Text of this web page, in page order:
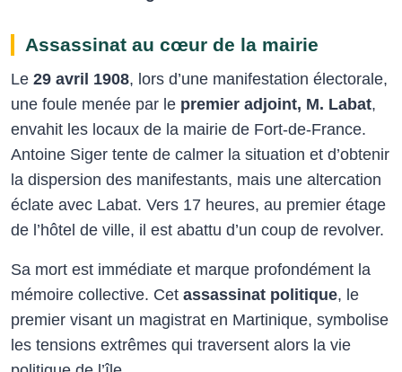
Assassinat au cœur de la mairie
Le 29 avril 1908, lors d’une manifestation électorale,
une foule menée par le premier adjoint, M. Labat,
envahit les locaux de la mairie de Fort-de-France.
Antoine Siger tente de calmer la situation et d’obtenir
la dispersion des manifestants, mais une altercation
éclate avec Labat. Vers 17 heures, au premier étage
de l’hôtel de ville, il est abattu d’un coup de revolver.
Sa mort est immédiate et marque profondément la
mémoire collective. Cet assassinat politique, le
premier visant un magistrat en Martinique, symbolise
les tensions extrêmes qui traversent alors la vie